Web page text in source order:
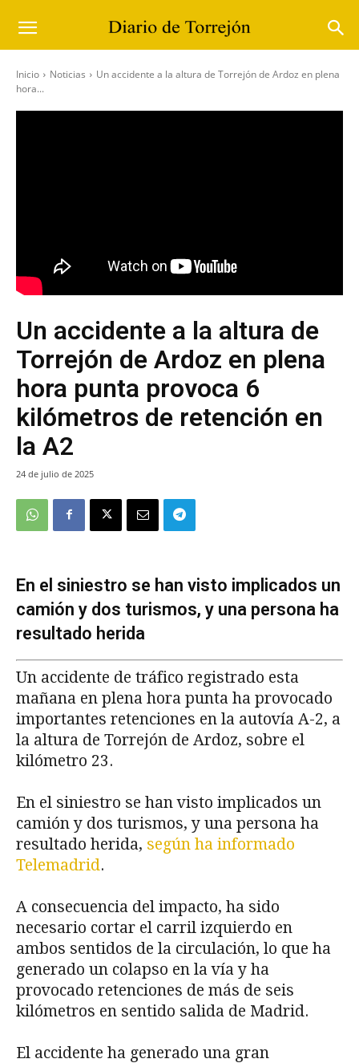
Inicio Noticias
Un accidente a la altura de Torrejón de Ardoz en plena
hora...
Un accidente a la altura de
Torrejón de Ardoz en plena
hora punta provoca 6
kilómetros de retención en
la A2
24 de julio de 2025
En el siniestro se han visto implicados un
camión y dos turismos, y una persona ha
resultado herida
Un accidente de tráfico registrado esta
mañana en plena hora punta ha provocado
importantes retenciones en la autovía A-2, a
la altura de Torrejón de Ardoz, sobre el
kilómetro 23.
En el siniestro se han visto implicados un
camión y dos turismos, y una persona ha
resultado herida, según ha informado
Telemadrid.
A consecuencia del impacto, ha sido
necesario cortar el carril izquierdo en
ambos sentidos de la circulación, lo que ha
generado un colapso en la vía y ha
provocado retenciones de más de seis
kilómetros en sentido salida de Madrid.
El accidente ha generado una gran